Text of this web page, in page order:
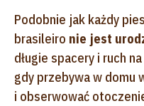
Podobnie jak każdy
brasileiro nie jest
długie spacery i ruch
gdy przebywa w domu
i obserwować